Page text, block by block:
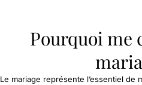
Pourquoi me
Le mariage représente l’essentiel de